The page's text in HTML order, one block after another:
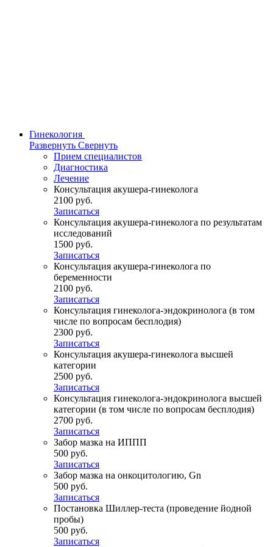
Гинекология
Развернуть Свернуть
Прием специалистов
Диагностика
Лечение
Консультация акушера-гинеколога
2100 руб.
Записаться
Консультация акушера-гинеколога по результатам
исследований
1500 руб.
Записаться
Консультация акушера-гинеколога по
беременности
2100 руб.
Записаться
Консультация гинеколога-эндокринолога (в том
числе по вопросам бесплодия)
2300 руб.
Записаться
Консультация акушера-гинеколога высшей
категории
2500 руб.
Записаться
Консультация гинеколога-эндокринолога высшей
категории (в том числе по вопросам бесплодия)
2700 руб.
Записаться
Забор мазка на ИППП
500 руб.
Записаться
Забор мазка на онкоцитологию, Gn
500 руб.
Записаться
Постановка Шиллер-теста (проведение йодной
пробы)
500 руб.
Записаться